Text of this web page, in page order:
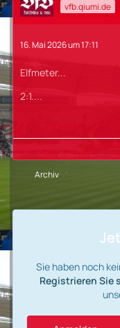
vfb.qiumi.de
16. Mai 2026 um 17:11
Elfmeter...
2:1....
Archiv
Sie haben noch
Registrieren Sie